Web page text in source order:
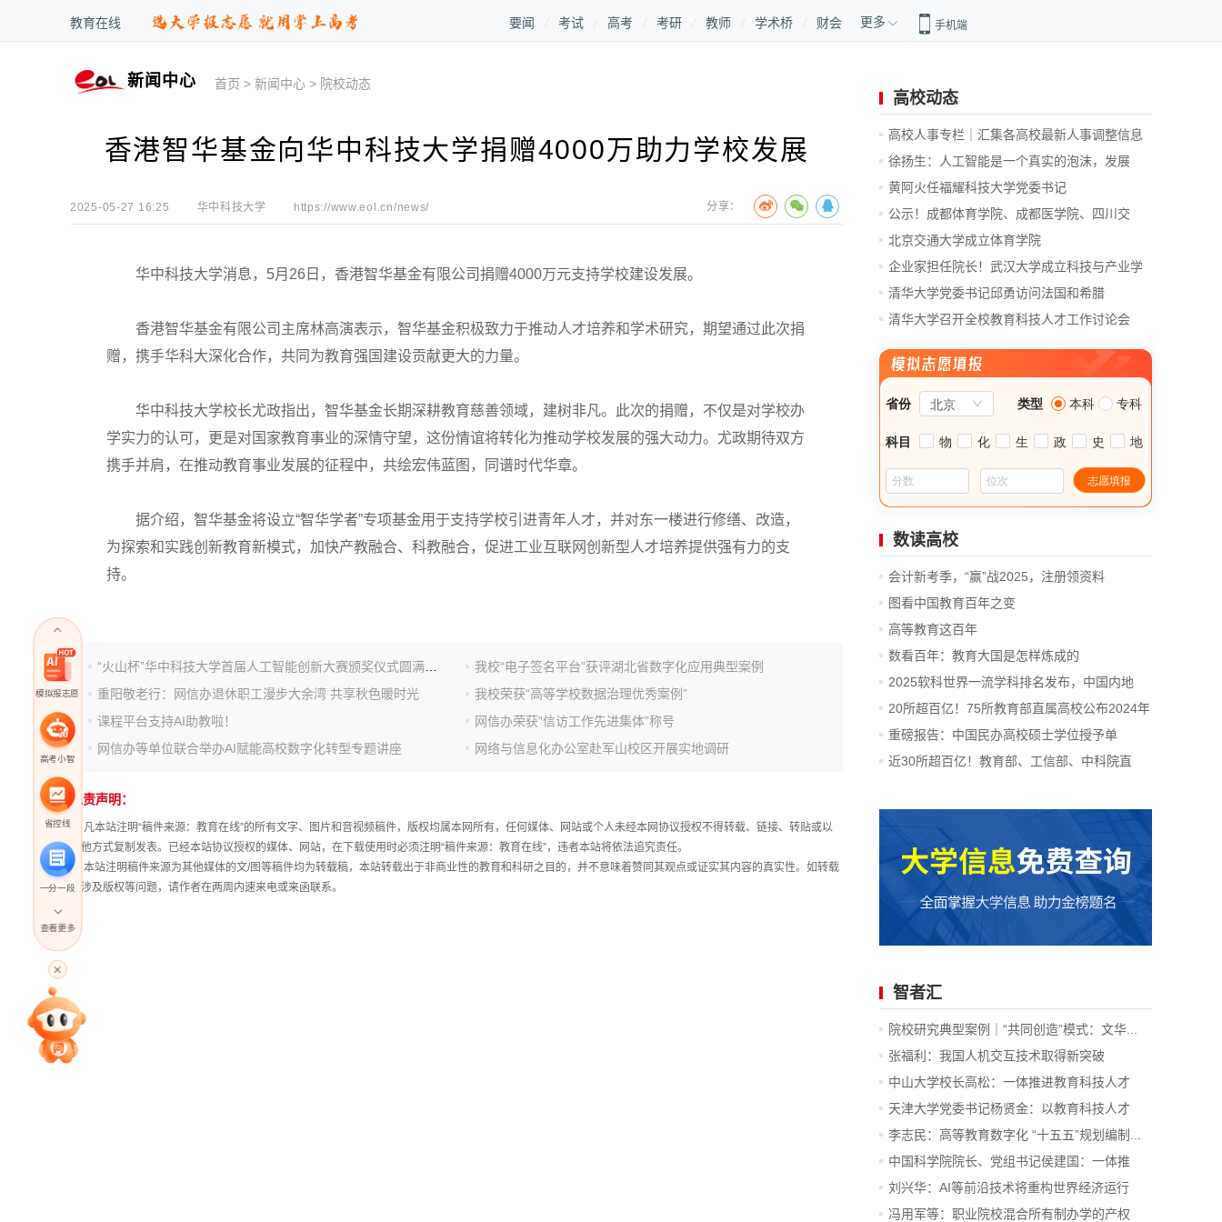
教育在线 要闻 考试 高考 考研 教师 学术桥 财会 更多 手机端
新闻中心 首页 >新闻中心 > 院校动态
香港智华基金向华中科技大学捐赠4000万助力学校发展
2025-05-27 16:25 华中科技大学 https://www.eol.cn/news/ 分享：
华中科技大学消息，5月26日，香港智华基金有限公司捐赠4000万元支持学校建设发展。
香港智华基金有限公司主席林高演表示，智华基金积极致力于推动人才培养和学术研究，期望通过此次捐
赠，携手华科大深化合作，共同为教育强国建设贡献更大的力量。
华中科技大学校长尤政指出，智华基金长期深耕教育慈善领域，建树非凡。此次的捐赠，不仅是对学校办
学实力的认可，更是对国家教育事业的深情守望，这份情谊将转化为推动学校发展的强大动力。尤政期待双方
携手并肩，在推动教育事业发展的征程中，共绘宏伟蓝图，同谱时代华章。
据介绍，智华基金将设立“智华学者”专项基金用于支持学校引进青年人才，并对东一楼进行修缮、改造，
为探索和实践创新教育新模式，加快产教融合、科教融合，促进工业互联网创新型人才培养提供强有力的支
持。
我校“电子签名平台”获评湖北省数字化应用典型案例
重阳敬老行：网信办退休职工漫步大余湾 共享秋色暖时光
我校荣获“高等学校数据治理优秀案例”
课程平台支持AI助教啦！
网信办荣获“信访工作先进集体”称号
网信办等单位联合举办AI赋能高校数字化转型专题讲座
网络与信息化办公室赴军山校区开展实地调研
免责声明：
① 凡本站注明“稿件来源：教育在线”的所有文字、图片和音视频稿件，版权均属本网所有，任何媒体、网站或个人未经本网协议授权不得转载、链接、转贴或以
其他方式复制发表。已经本站协议授权的媒体、网站，在下载使用时必须注明“稿件来源：教育在线”，违者本站将依法追究责任。
② 本站注明稿件来源为其他媒体的文/图等稿件均为转载稿，本站转载出于非商业性的教育和科研之目的，并不意味着赞同其观点或证实其内容的真实性。如转载
稿涉及版权等问题，请作者在两周内速来电或来函联系。
高校动态
高校人事专栏｜汇集各高校最新人事调整信息
徐扬生：人工智能是一个真实的泡沫，发展
前...
黄阿火任福耀科技大学党委书记
公示！成都体育学院、成都医学院、四川交
通...
北京交通大学成立体育学院
企业家担任院长！武汉大学成立科技与产业学
院
清华大学党委书记邱勇访问法国和希腊
清华大学召开全校教育科技人才工作讨论会
模拟报志愿
高考小智
省控线
一分一段
高考直播
专家指导课
查看更多
数读高校
会计新考季，“赢”战2025，注册领资料
图看中国教育百年之变
高等教育这百年
数看百年：教育大国是怎样炼成的
2025软科世界一流学科排名发布，中国内地
14...
20所超百亿！75所教育部直属高校公布2024年
决算
重磅报告：中国民办高校硕士学位授予单
位、...
近30所超百亿！教育部、工信部、中科院直
智者汇
院校研究典型案例｜“共同创造”模式：文华...
张福利：我国人机交互技术取得新突破
中山大学校长高松：一体推进教育科技人才
发...
天津大学党委书记杨贤金：以教育科技人才
一...
李志民：高等教育数字化 “十五五”规划编制...
中国科学院院长、党组书记侯建国：一体推
进...
刘兴华：AI等前沿技术将重构世界经济运行
底...
冯用军等：职业院校混合所有制办学的产权